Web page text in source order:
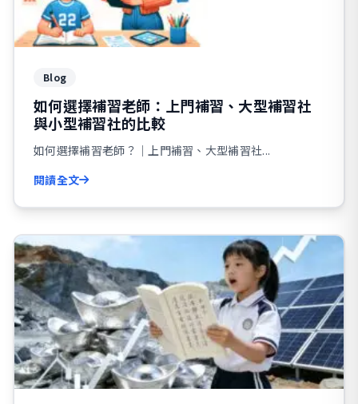
Blog
如何選擇補習老師：上門補習、大型補習社
與小型補習社的比較
如何選擇補習老師？｜上門補習、大型補習社...
閱讀全文